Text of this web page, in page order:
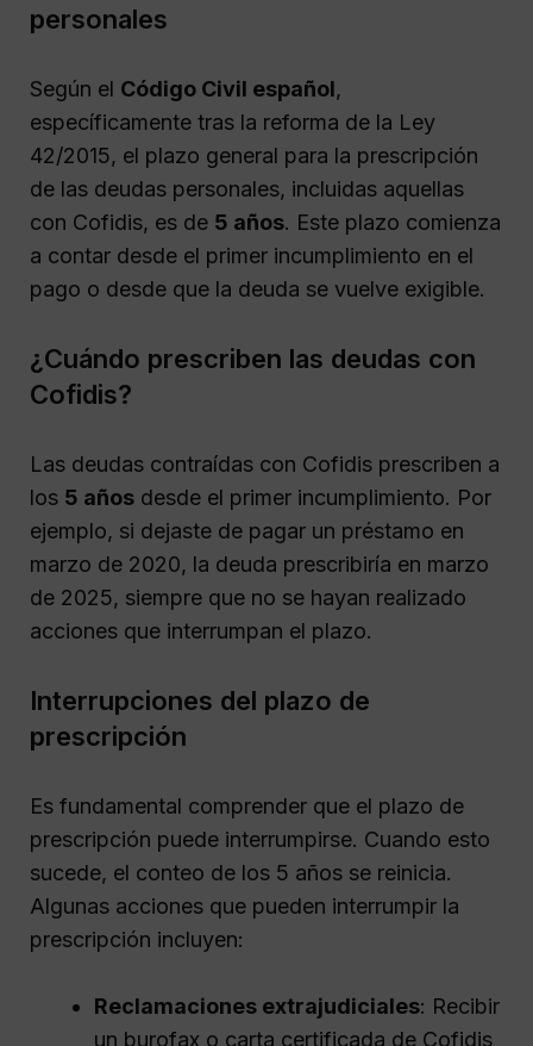
personales
Según el Código Civil español,
específicamente tras la reforma de la Ley
42/2015, el plazo general para la prescripción
de las deudas personales, incluidas aquellas
con Cofidis, es de 5 años. Este plazo comienza
a contar desde el primer incumplimiento en el
pago o desde que la deuda se vuelve exigible.
¿Cuándo prescriben las deudas con
Cofidis?
Las deudas contraídas con Cofidis prescriben a
los 5 años desde el primer incumplimiento. Por
ejemplo, si dejaste de pagar un préstamo en
marzo de 2020, la deuda prescribiría en marzo
de 2025, siempre que no se hayan realizado
acciones que interrumpan el plazo.
Interrupciones del plazo de
prescripción
Es fundamental comprender que el plazo de
prescripción puede interrumpirse. Cuando esto
sucede, el conteo de los 5 años se reinicia.
Algunas acciones que pueden interrumpir la
prescripción incluyen:
Reclamaciones extrajudiciales: Recibir
un burofax o carta certificada de Cofidis